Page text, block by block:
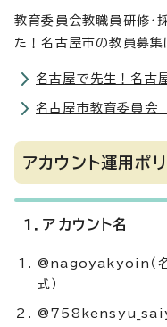
教育委員会教職員研修・
た！名古屋市の教員募集
名古屋で先生！名古
名古屋市教育委員会
アカウント運用ポ
1．アカウント名
@nagoyakyoin（名
式）